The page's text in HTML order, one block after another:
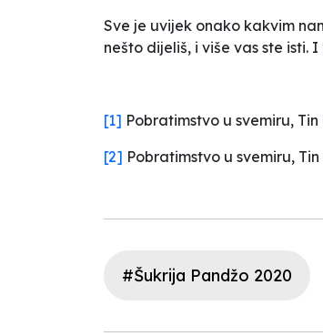
Sve je uvijek onako kakvim
nešto dijeliš, i više vas ste
[1] Pobratimstvo u svemiru, Tin
[2] Pobratimstvo u svemiru, Tin
#Šukrija Pandžo 2020